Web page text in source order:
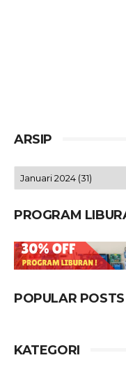
ARSIP
PROGRAM
POPULAR POSTS
KATEGORI